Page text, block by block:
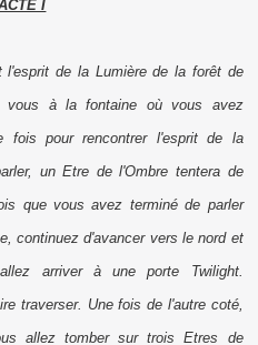
I
l'esprit de la Lumière de la forêt de
vous à la fontaine où vous avez
fois pour rencontrer l'esprit de la
un Etre de l'Ombre tentera de
que vous avez terminé de parler
continuez d'avancer vers le nord et
arriver à une porte Twilight.
traverser. Une fois de l'autre coté,
allez tomber sur trois Etres de